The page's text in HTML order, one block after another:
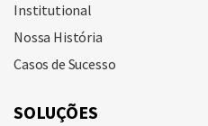
Institutional
Nossa História
Casos de Sucesso
SOLUÇÕES